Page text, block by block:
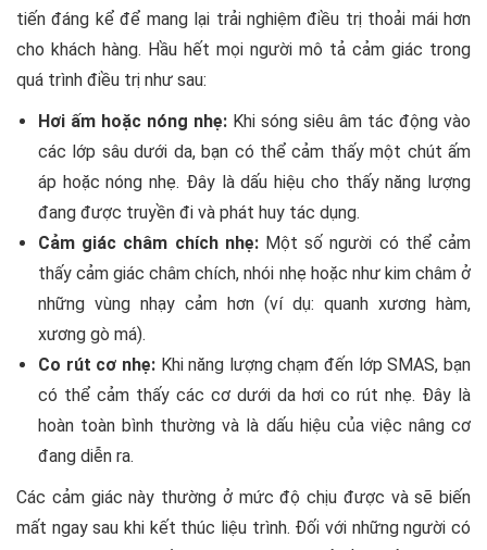
tiến đáng kể để mang lại trải nghiệm điều trị thoải mái hơn
cho khách hàng. Hầu hết mọi người mô tả cảm giác trong
quá trình điều trị như sau:
Hơi ấm hoặc nóng nhẹ: Khi sóng siêu âm tác động vào
các lớp sâu dưới da, bạn có thể cảm thấy một chút ấm
áp hoặc nóng nhẹ. Đây là dấu hiệu cho thấy năng lượng
đang được truyền đi và phát huy tác dụng.
Cảm giác châm chích nhẹ:Một số người có thể cảm
thấy cảm giác châm chích, nhói nhẹ hoặc như kim châm ở
những vùng nhạy cảm hơn (ví dụ: quanh xương hàm,
xương gò má).
Co rút cơ nhẹ:Khi năng lượng chạm đến lớp SMAS, bạn
có thể cảm thấy các cơ dưới da hơi co rút nhẹ. Đây là
hoàn toàn bình thường và là dấu hiệu của việc nâng cơ
đang diễn ra.
Các cảm giác này thường ở mức độ chịu được và sẽ biến
mất ngay sau khi kết thúc liệu trình. Đối với những người có